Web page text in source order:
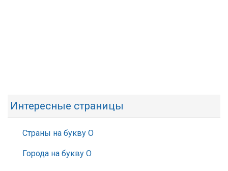
Интересные страницы
Страны на букву О
Города на букву О